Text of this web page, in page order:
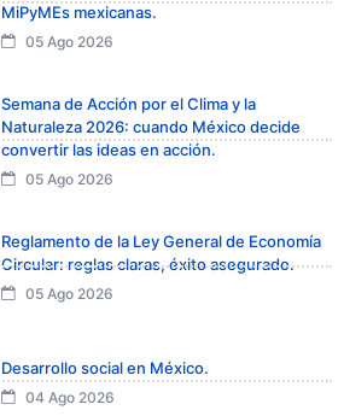
MiPyMEs mexicanas.
05 Ago 2026
Semana de Acción por el Clima y la
Naturaleza 2026: cuando México decide
convertir las ideas en acción.
05 Ago 2026
Reglamento de la Ley General de Economía
Circular: reglas claras, éxito asegurado.
05 Ago 2026
Desarrollo social en México.
04 Ago 2026